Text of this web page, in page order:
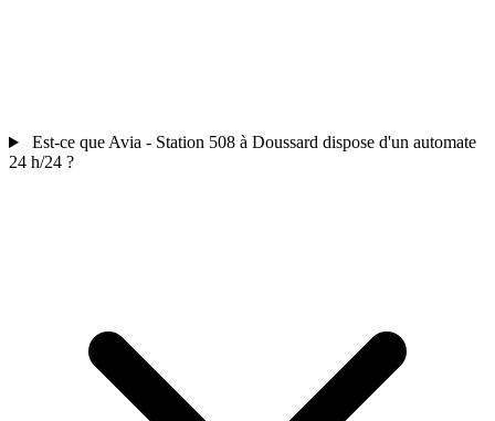
Est-ce que Avia - Station 508 à Doussard dispose d'un automate
24 h/24 ?